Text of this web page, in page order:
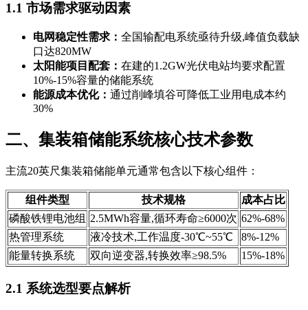
1.1 市场需求驱动因素
电网稳定性需求： 全国输配电系统亟待升级,峰值负载缺
口达820MW
太阳能项目配套： 在建的1.2GW光伏电站均要求配置
10%-15%容量的储能系统
能源成本优化： 通过削峰填谷可降低工业用电成本约
30%
二、集装箱储能系统核心技术参数
主流20英尺集装箱储能单元通常包含以下核心组件：
组件类型 技术规格
成本占比
磷酸铁锂电池组 2.5MWh容量,循环寿命≥6000次 62%-68%
热管理系统
液冷技术,工作温度-30℃~55℃
8%-12%
能量转换系统
双向逆变器,转换效率≥98.5% 15%-18%
2.1 系统选型要点解析